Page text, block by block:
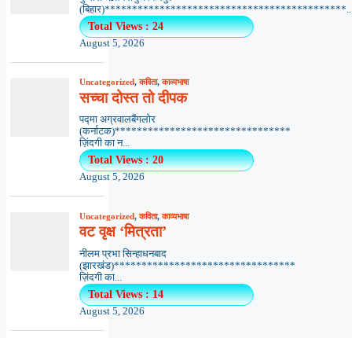
Total Views : 24
August 5, 2026
Uncategorized,कविता,काव्यभाषा
सच्चा दोस्त तो दीपक
पद्मा अग्रवालबैंगलोर
(कर्नाटक)********************************
ज़िंदगी का न...
Total Views : 20
August 5, 2026
Uncategorized,कविता,काव्यभाषा
वट वृक्ष ‘मित्रता’
नीलम प्रभा सिन्हाधनबाद
(झारखंड)*********************************
ज़िंदगी का...
Total Views : 14
August 5, 2026